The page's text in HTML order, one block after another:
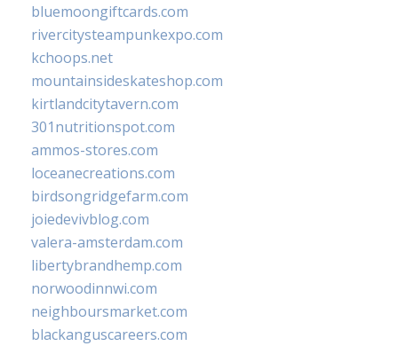
bluemoongiftcards.com
rivercitysteampunkexpo.com
kchoops.net
mountainsideskateshop.com
kirtlandcitytavern.com
301nutritionspot.com
ammos-stores.com
loceanecreations.com
birdsongridgefarm.com
joiedevivblog.com
valera-amsterdam.com
libertybrandhemp.com
norwoodinnwi.com
neighboursmarket.com
blackanguscareers.com